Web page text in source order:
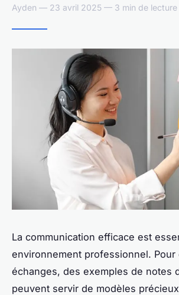
Ayden — 23 avril 2025 — 3 min de lecture
La communication efficace est
environnement professionnel. Pour
échanges, des exemples de notes
peuvent servir de modèles